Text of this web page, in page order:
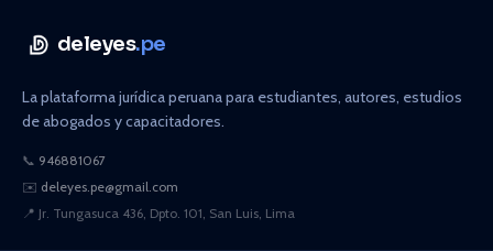
deleyes.pe
La plataforma jurídica peruana para estudiantes, autores, estudios
de abogados y capacitadores.
📞 946881067
✉️ deleyes.pe@gmail.com
📍 Jr. Tungasuca 436, Dpto. 101, San Luis, Lima